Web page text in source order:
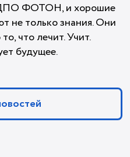
ФОТОН, и хорошие
не только знания. Они
что лечит. Учит.
будущее.